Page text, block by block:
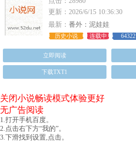
更新：2026/6/15 10:36:30
最新： 番外：泥娃娃
历史小说 连载中 64322
立即阅读
下载TXT1
关闭小说畅读模式体验更好
无广告阅读
1.打开手机百度。
2.点击右下方“我的”。
3.下滑找到设置,点击。